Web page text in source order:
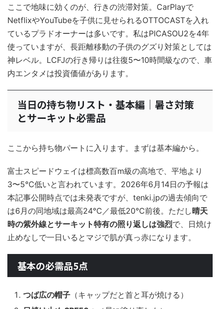
ここで地味に効くのが、行きの渋滞対策。CarPlayで
NetflixやYouTubeを子供に見せられるOTTOCASTを入れ
ているプラドオーナーは多いです。私はPICASOU2を4年
使っていますが、長距離移動の子供のグズり対策としては
神レベル。LCFJの行き帰りは往復5〜10時間級なので、車
内エンタメは投資価値があります。
当日の持ち物リスト・基本編｜暑さ対策
とサーキット必需品
ここから持ち物パートに入ります。まずは基本編から。
富士スピードウェイは標高数百m級の高地で、平地より
3〜5℃低いと言われています。2026年6月14日の予報は
本記事公開時点では未発表ですが、tenki.jpの過去傾向で
は6月の同地域は最高24℃／最低20℃前後。ただし晴天
時の紫外線とサーキット特有の照り返しは強烈で、日焼け
止めなしで一日いるとマジで肌が真っ赤になります。
基本の必需品5点
つば広の帽子 （キャップだと首と耳が焼ける）